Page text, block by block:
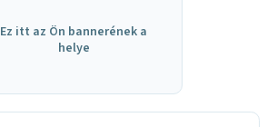
Ez itt az Ön bannerének a
helye